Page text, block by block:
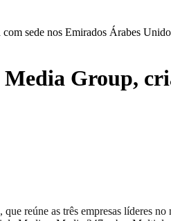
sede nos Emirados Árabes
Group,
reúne as três empresas líderes no